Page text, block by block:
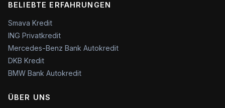
BELIEBTE ERFAHRUNGEN
Smava Kredit
ING Privatkredit
Mercedes-Benz Bank Autokredit
DKB Kredit
BMW Bank Autokredit
ÜBER UNS